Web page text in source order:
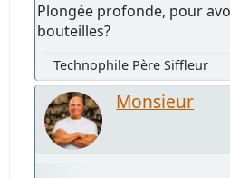
Plongée profonde, pour
bouteilles?
Technophile Père Siffleur
Monsieur